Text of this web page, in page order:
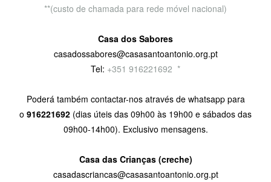
**(custo de chamada para rede móvel nacional)
Casa dos Sabores
casadossabores@casasantoantonio.org.pt
Tel: +351 916221692 *
Poderá também contactar-nos através de whatsapp para
o 916221692 (dias úteis das 09h00 às 19h00 e sábados das
09h00-14h00). Exclusivo mensagens.
Casa das Crianças (creche)
casadascriancas@casasantoantonio.org.pt